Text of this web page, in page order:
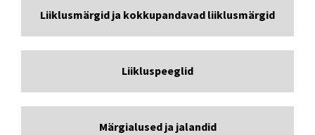
Liiklusmärgid ja kokkupandavad liiklusmärgid
Liikluspeeglid
Märgialused ja jalandid